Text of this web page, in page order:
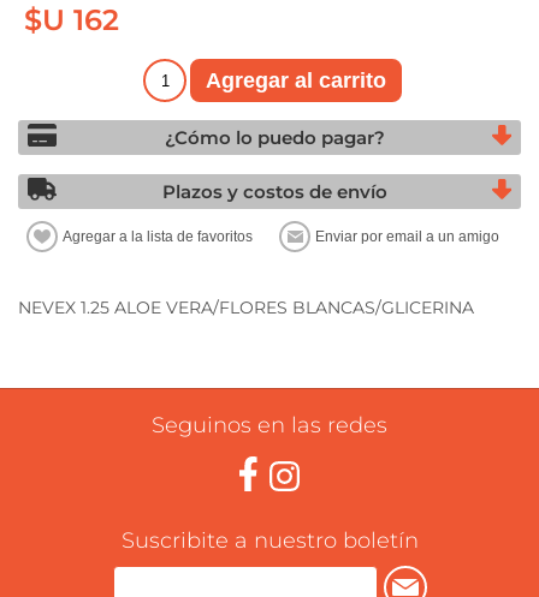
$U 162
¿Cómo lo puedo pagar?
Plazos y costos de envío
NEVEX 1.25 ALOE VERA/FLORES BLANCAS/GLICERINA
Seguinos en las redes
Suscribite a nuestro boletín